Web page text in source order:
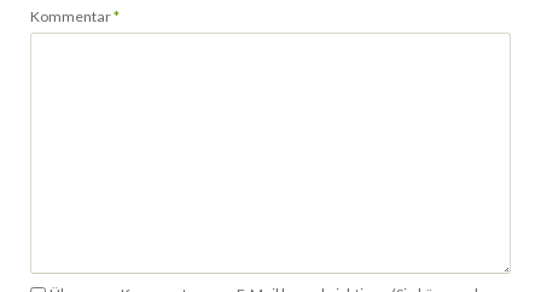
Pflichtfeld
Kommentar*